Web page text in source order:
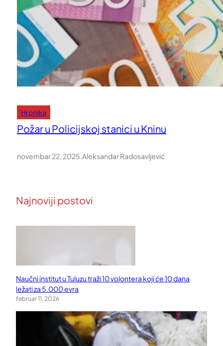
Hronika
Požar u Policijskoj stanici u Kninu
novembar 22, 2025.Aleksandar Radosavljević
Najnoviji postovi
Naučni institut u Tuluzu traži 10 volontera koji će 10 dana
ležati za 5.000 evra
februar 11, 2026